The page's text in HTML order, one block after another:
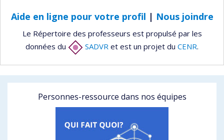
Aide en ligne pour votre profil | Nous joindre
Le Répertoire des professeurs est propulsé par les
données du
SADVR et est un projet du CENR.
Personnes-ressource dans nos équipes